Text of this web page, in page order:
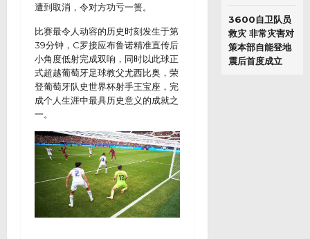
遭到取消，令对方功亏一篑。
比赛最令人动容的历史时刻发生于第
39分钟，C罗接应布鲁诺精准直传后
小角度低射完成双响，同时以此球正
式超越葡萄牙足球教父尤西比奥，荣
登葡萄牙队史世界杯射手王宝座，完
成个人生涯中最具历史意义的成就之
一。
3600自卫队员
救灾 非常灾害对
策本部自能登地
震后首度成立